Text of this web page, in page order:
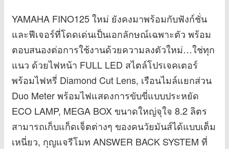
YAMAHA FINO125 ใหม่ ยังคงมาพร้อมกับฟังก์ชั่น
และฟีเจอร์ที่โดดเด่นเป็นเอกลักษณ์เฉพาะตัว พร้อม
ตอบสนองต่อการใช้งานด้วยความลงตัวใหม่…ใช่ทุก
แนว ด้วยไฟหน้า FULL LED สไตล์โปรเจคเตอร์
พร้อมไฟหรี่ Diamond Cut Lens, เรือนไมล์แยกส่วน
Duo Meter พร้อมไฟแสดงการขับขี่แบบประหยัด
ECO LAMP, MEGA BOX ขนาดใหญ่จุใจ 8.2 ลิตร
สามารถเก็บแก็ดเจ็ตต่างๆ ของคนวัยมันส์ได้แบบเต็ม
เหนี่ยว, กุญแจรีโมท ANSWER BACK SYSTEM ที่